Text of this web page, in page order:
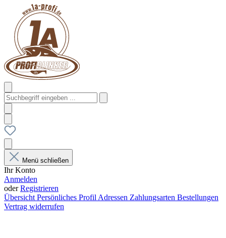
Menü schließen
Ihr Konto
Anmelden
oderRegistrieren
Übersicht Persönliches Profil Adressen Zahlungsarten Bestellungen
Vertrag widerrufen